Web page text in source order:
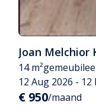
Joan Melchior
14 m²
12 Aug 2026 - 12
€ 950/maand